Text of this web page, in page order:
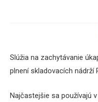
Slúžia na zachytávanie
plnení skladovacích nádrží
Najčastejšie sa používajú